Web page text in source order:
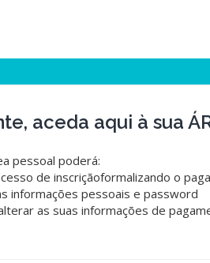
aceda aqui à sua
pessoal poderá:
de inscriçãoformalizando o
informações pessoais e password
as suas informações de